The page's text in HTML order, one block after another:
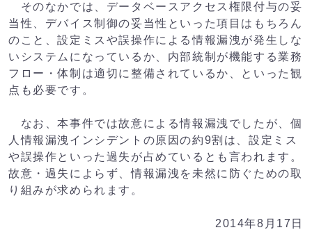
そのなかでは、データベースアクセス権限付与の妥
当性、デバイス制御の妥当性といった項目はもちろん
のこと、設定ミスや誤操作による情報漏洩が発生しな
いシステムになっているか、内部統制が機能する業務
フロー・体制は適切に整備されているか、といった観
点も必要です。
なお、本事件では故意による情報漏洩でしたが、個
人情報漏洩インシデントの原因の約9割は、設定ミス
や誤操作といった過失が占めているとも言われます。
故意・過失によらず、情報漏洩を未然に防ぐための取
り組みが求められます。
2014年8月17日